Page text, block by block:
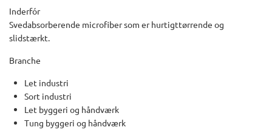
Inderfór
Svedabsorberende microfiber som er hurtigttørrende og
slidstærkt.
Branche
Let industri
Sort industri
Let byggeri og håndværk
Tung byggeri og håndværk